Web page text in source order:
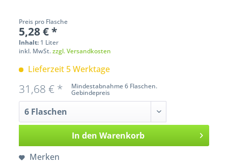
Preis pro Flasche
5,28 € *
Inhalt: 1 Liter
inkl. MwSt.zzgl. Versandkosten
Lieferzeit 5 Werktage
Mindestabnahme 6 Flaschen.
Gebindepreis
31,68 € *
In den Warenkorb
Merken